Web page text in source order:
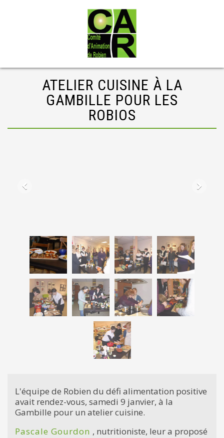
ATELIER CUISINE À LA
GAMBILLE POUR LES
ROBIOS
L'équipe de Robien du défi alimentation positive
avait rendez-vous, samedi 9 janvier, à la
Gambille pour un atelier cuisine.
Pascale Gourdon , nutritioniste, leur a proposé